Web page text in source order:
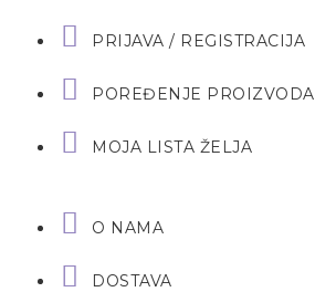
PRIJAVA / REGISTRACIJA
POREĐENJE PROIZVODA
MOJA LISTA ŽELJA
O NAMA
DOSTAVA